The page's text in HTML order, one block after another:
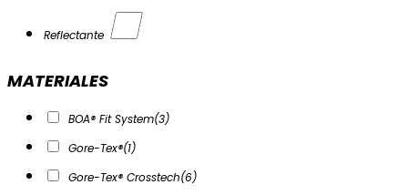
Reflectante
MATERIALES
BOA® Fit System(3)
Gore-Tex®(1)
Gore-Tex® Crosstech(6)